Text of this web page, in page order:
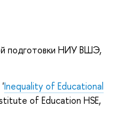
подготовки НИУ ВШЭ,
'Inequality of Educational
of Education HSE,